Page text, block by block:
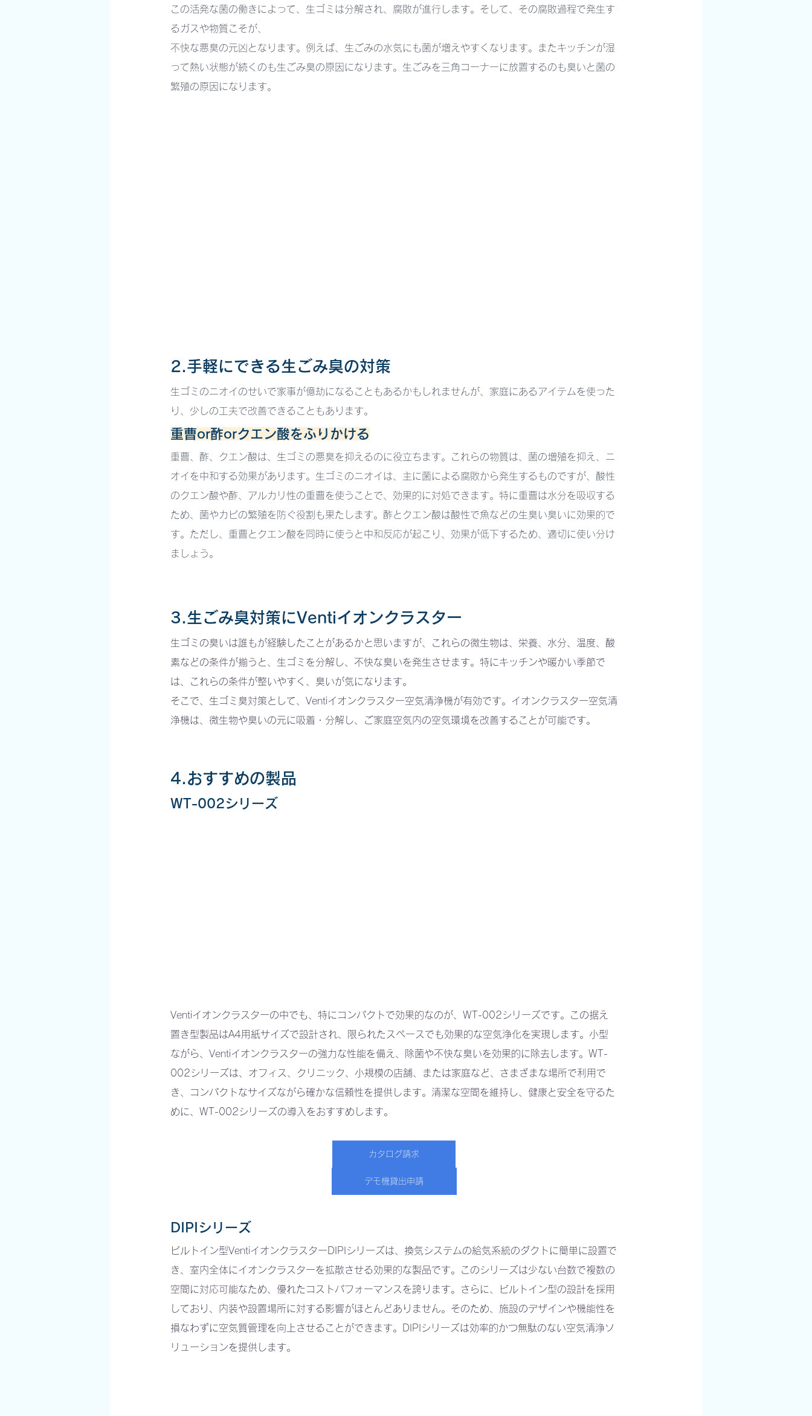
この活発な菌の働きによって、生ゴミは分解され、腐敗が進行します。そして、その腐敗過程で発生す
るガスや物質こそが、
不快な悪臭の元凶となります。例えば、生ごみの水気にも菌が増えやすくなります。またキッチンが湿
って熱い状態が続くのも生ごみ臭の原因になります。生ごみを三角コーナーに放置するのも臭いと菌の
繁殖の原因になります。
2.手軽にできる生ごみ臭の対策
生ゴミのニオイのせいで家事が億劫になることもあるかもしれませんが、家庭にあるアイテムを使った
り、少しの工夫で改善できることもあります。
重曹or酢orクエン酸をふりかける
重曹、酢、クエン酸は、生ゴミの悪臭を抑えるのに役立ちます。これらの物質は、菌の増殖を抑え、ニ
オイを中和する効果があります。生ゴミのニオイは、主に菌による腐敗から発生するものですが、酸性
のクエン酸や酢、アルカリ性の重曹を使うことで、効果的に対処できます。特に重曹は水分を吸収する
ため、菌やカビの繁殖を防ぐ役割も果たします。酢とクエン酸は酸性で魚などの生臭い臭いに効果的で
す。ただし、重曹とクエン酸を同時に使うと中和反応が起こり、効果が低下するため、適切に使い分け
ましょう。
3.生ごみ臭対策にVentiイオンクラスター
生ゴミの臭いは誰もが経験したことがあるかと思いますが、これらの微生物は、栄養、水分、温度、酸
素などの条件が揃うと、生ゴミを分解し、不快な臭いを発生させます。特にキッチンや暖かい季節で
は、これらの条件が整いやすく、臭いが気になります。
そこで、生ゴミ臭対策として、Ventiイオンクラスター空気清浄機が有効です。イオンクラスター空気清
浄機は、微生物や臭いの元に吸着・分解し、ご家庭空気内の空気環境を改善することが可能です。
4.おすすめの製品
WT-002シリーズ
Ventiイオンクラスターの中でも、特にコンパクトで効果的なのが、WT-002シリーズです。この据え
置き型製品はA4用紙サイズで設計され、限られたスペースでも効果的な空気浄化を実現します。小型
ながら、Ventiイオンクラスターの強力な性能を備え、除菌や不快な臭いを効果的に除去します。WT-
002シリーズは、オフィス、クリニック、小規模の店舗、または家庭など、さまざまな場所で利用で
き、コンパクトなサイズながら確かな信頼性を提供します。清潔な空間を維持し、健康と安全を守るた
めに、WT-002シリーズの導入をおすすめします。
カタログ請求
デモ機貸出申請
DIPIシリーズ
ビルトイン型VentiイオンクラスターDIPIシリーズは、換気システムの給気系統のダクトに簡単に設置で
き、室内全体にイオンクラスターを拡散させる効果的な製品です。このシリーズは少ない台数で複数の
空間に対応可能なため、優れたコストパフォーマンスを誇ります。さらに、ビルトイン型の設計を採用
しており、内装や設置場所に対する影響がほとんどありません。そのため、施設のデザインや機能性を
損なわずに空気質管理を向上させることができます。DIPIシリーズは効率的かつ無駄のない空気清浄ソ
リューションを提供します。